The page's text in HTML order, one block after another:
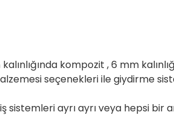
kompozit , 6 mm
seçenekleri ile giydirme
sistemleri ayrı ayrı veya hepsi bir